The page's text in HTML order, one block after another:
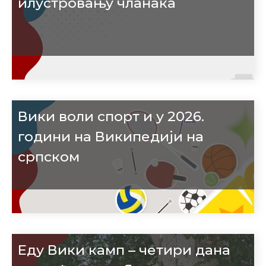
Вики воли спорт и у 2026.
години на Википедији на
српском
Еду Вики камп – четири дана